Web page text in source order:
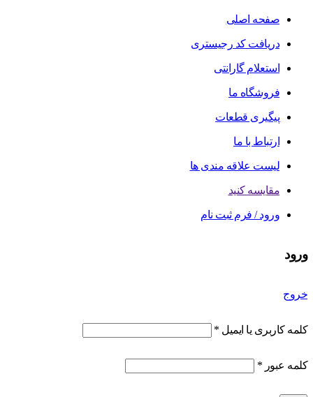
صفحه اصلی
دریافت کد رجیستری
استعلام گارانتی
فروشگاه ما
پیگیری قطعات
ارتباط با ما
لیست علاقه مندی ها
مقایسه کنید
ورود / فرم ثبت نام
ورود
خروج
کلمه کاربری یا ایمیل *
کلمه عبور *